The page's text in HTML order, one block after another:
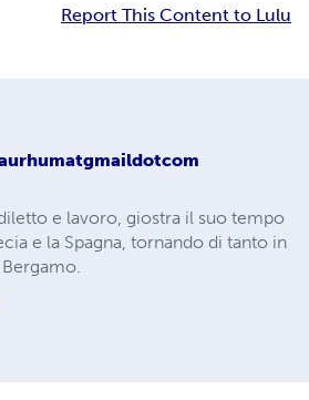
Report This Content to Lulu
e lavoro, giostra il suo tempo
e la Spagna, tornando di tanto in